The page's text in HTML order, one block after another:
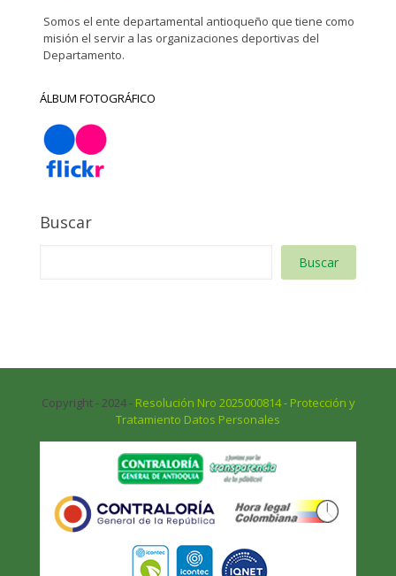
Somos el ente departamental antioqueño que tiene como
misión el servir a las organizaciones deportivas del
Departamento.
ÁLBUM FOTOGRÁFICO
Buscar
Buscar
Copyright - 2024 - Resolución Nro 2025000814 - Protección y
Tratamiento Datos Personales